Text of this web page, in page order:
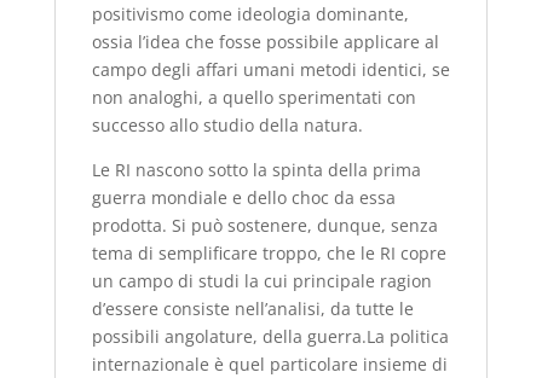
positivismo come ideologia dominante,
ossia l’idea che fosse possibile applicare al
campo degli affari umani metodi identici, se
non analoghi, a quello sperimentati con
successo allo studio della natura.
Le RI nascono sotto la spinta della prima
guerra mondiale e dello choc da essa
prodotta. Si può sostenere, dunque, senza
tema di semplificare troppo, che le RI copre
un campo di studi la cui principale ragion
d’essere consiste nell’analisi, da tutte le
possibili angolature, della guerra.La politica
internazionale è quel particolare insieme di